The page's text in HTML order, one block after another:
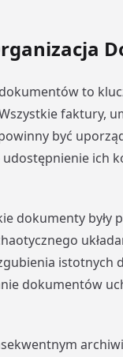
to
faktury,
być
ich
dokumenty
istotnych
dokumentów